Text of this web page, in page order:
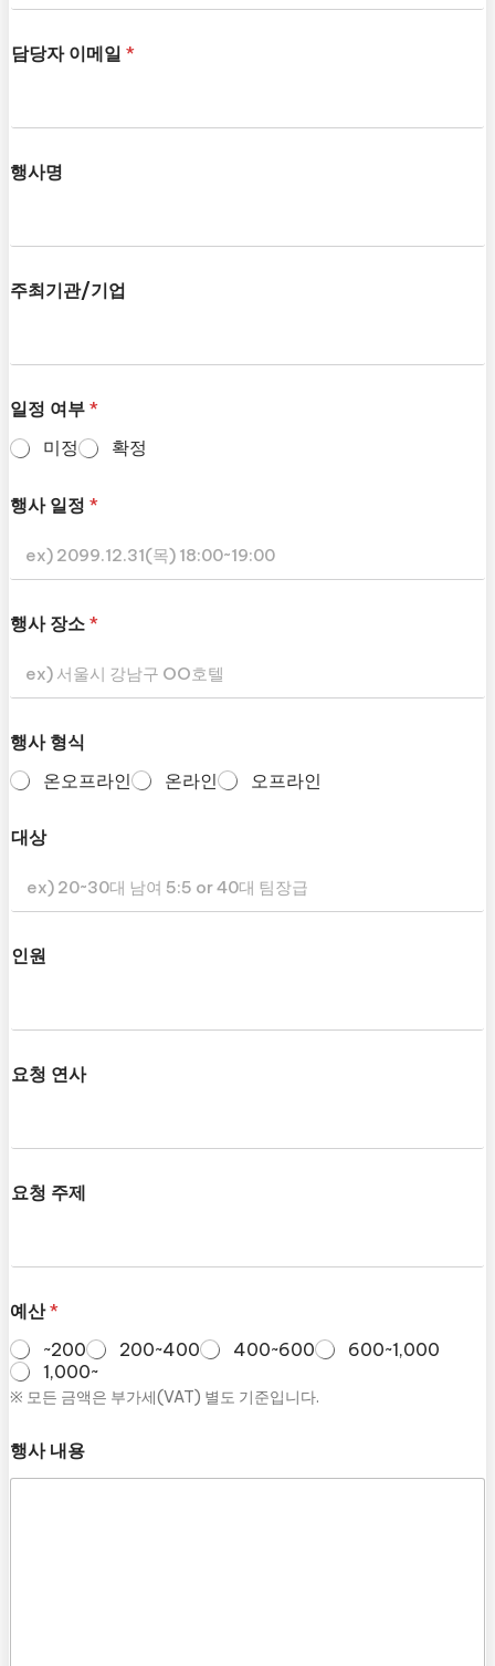
담당자 이메일 *
행사명
주최기관/기업
일정 여부 *
미정
확정
행사 일정 *
행사 장소 *
행사 형식
온오프라인
온라인 오프라인
대상
인원
요청 연사
요청 주제
예산*
~200
200~400 400~600
600~1,000
1,000~
※ 모든 금액은 부가세(VAT) 별도 기준입니다.
행사 내용